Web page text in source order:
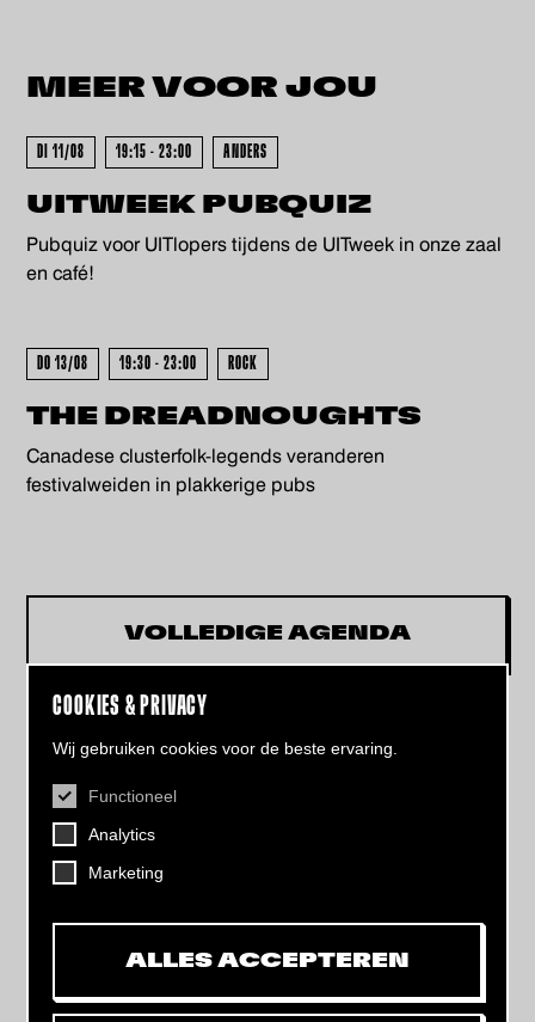
COOKIES & PRIVACY
Wij gebruiken cookies voor de beste ervaring.
Functioneel
Analytics
Marketing
ALLES ACCEPTEREN
MEER VOORJOU
DI 11/08 19:15 - 23:00 ANDERS
UITWEEK PUBQUIZ
Pubquiz voor UITlopers tijdens de UITweek in onze zaal
en café!
- UITVERKOCHT -
DO 13/08 19:30 - 23:00 ROCK
THE DREADNOUGHTS
Canadese clusterfolk-legends veranderen
festivalweiden in plakkerige pubs
VOLLEDIGE AGENDA
CONTACT
Helling 7, 3523 CB Utrecht